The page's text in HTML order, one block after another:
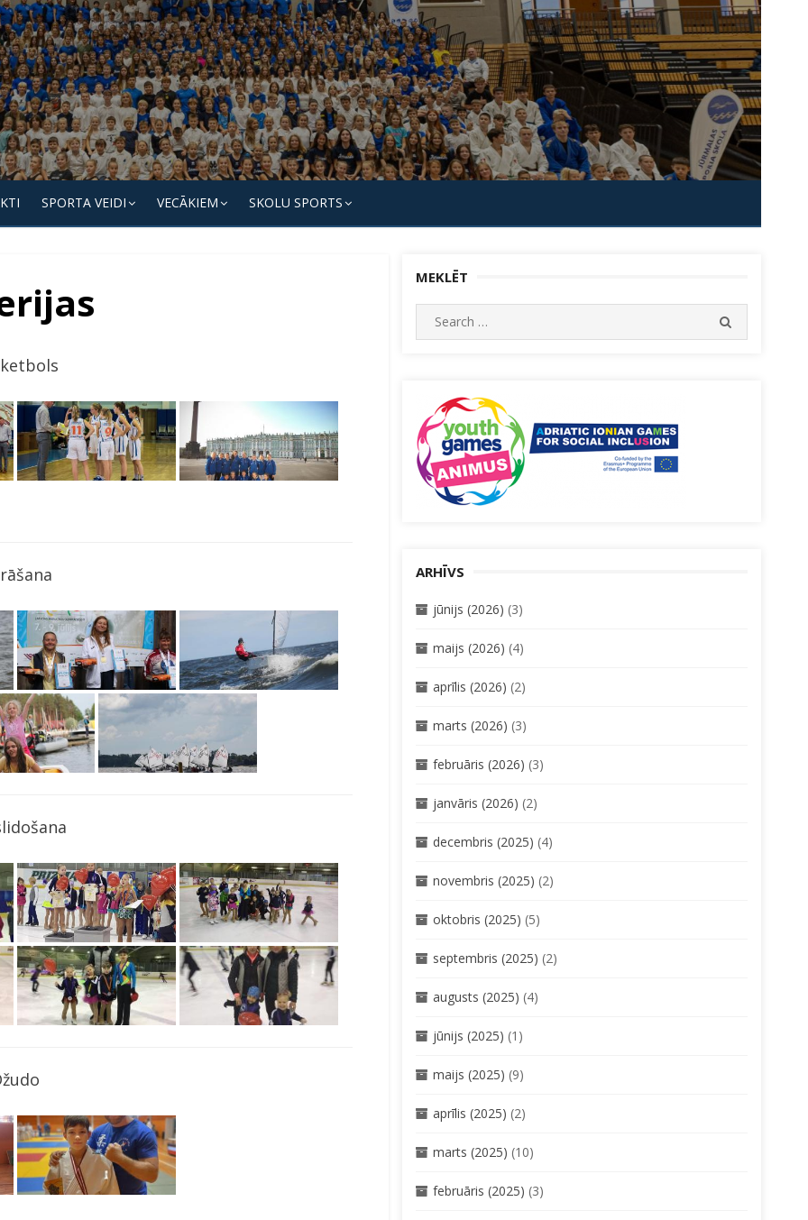
SPORTA VEIDI VECĀKIEM SKOLU SPORTS
MEKLĒT
Search
for:
ARHĪVS
jūnijs (2026) (3)
maijs (2026) (4)
aprīlis (2026) (2)
marts (2026) (3)
februāris (2026) (3)
janvāris (2026) (2)
decembris (2025) (4)
novembris (2025) (2)
oktobris (2025) (5)
septembris (2025) (2)
augusts (2025) (4)
jūnijs (2025) (1)
maijs (2025) (9)
aprīlis (2025) (2)
marts (2025) (10)
februāris (2025) (3)